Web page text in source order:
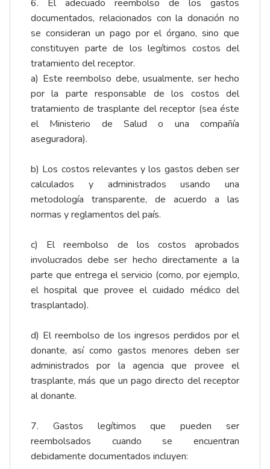
6. El adecuado reembolso de los gastos
documentados, relacionados con la donación no
se consideran un pago por el órgano, sino que
constituyen parte de los legítimos costos del
tratamiento del receptor.
a) Este reembolso debe, usualmente, ser hecho
por la parte responsable de los costos del
tratamiento de trasplante del receptor (sea éste
el Ministerio de Salud o una compañía
aseguradora).
b) Los costos relevantes y los gastos deben ser
calculados y administrados usando una
metodología transparente, de acuerdo a las
normas y reglamentos del país.
c) El reembolso de los costos aprobados
involucrados debe ser hecho directamente a la
parte que entrega el servicio (como, por ejemplo,
el hospital que provee el cuidado médico del
trasplantado).
d) El reembolso de los ingresos perdidos por el
donante, así como gastos menores deben ser
administrados por la agencia que provee el
trasplante, más que un pago directo del receptor
al donante.
7. Gastos legítimos que pueden ser
reembolsados cuando se encuentran
debidamente documentados incluyen: